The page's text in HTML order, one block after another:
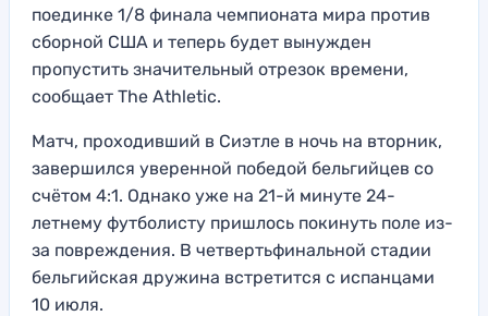
поединке 1/8 финала чемпионата мира против
сборной США и теперь будет вынужден
пропустить значительный отрезок времени,
сообщает The Athletic.
Матч, проходивший в Сиэтле в ночь на вторник,
завершился уверенной победой бельгийцев со
счётом 4:1. Однако уже на 21-й минуте 24-
летнему футболисту пришлось покинуть поле из-
за повреждения. В четвертьфинальной стадии
бельгийская дружина встретится с испанцами
10 июля.